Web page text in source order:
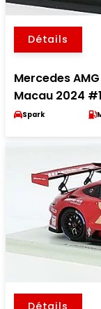
Détails
Mercedes
Macau 2024
Spark